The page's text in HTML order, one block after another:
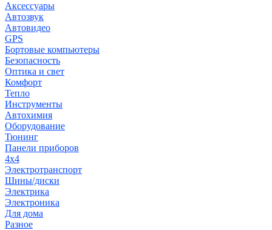
Аксессуары
Автозвук
Автовидео
GPS
Бортовые компьютеры
Безопасность
Оптика и свет
Комфорт
Тепло
Инструменты
Автохимия
Оборудование
Тюнинг
Панели приборов
4x4
Электротранспорт
Шины/диски
Электрика
Электроника
Для дома
Разное